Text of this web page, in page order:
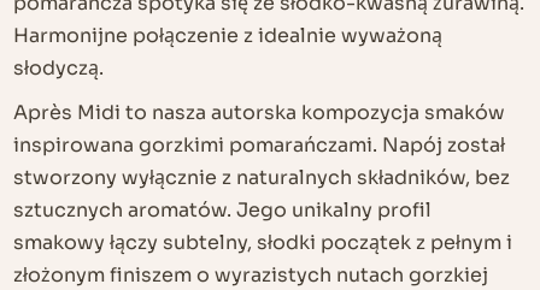
Harmonijne połączenie z idealnie wyważoną
słodyczą.
Après Midi to nasza autorska kompozycja smaków
inspirowana gorzkimi pomarańczami. Napój został
stworzony wyłącznie z naturalnych składników, bez
sztucznych aromatów. Jego unikalny profil
smakowy łączy subtelny, słodki początek z pełnym i
złożonym finiszem o wyrazistych nutach gorzkiej